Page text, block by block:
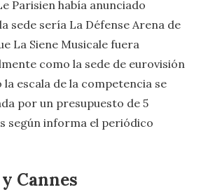
Parisien había anunciado
sede sería La Défense Arena de
La Siene Musicale fuera
como la sede de eurovisión
la escala de la competencia se
por un presupuesto de 5
según informa el periódico
Cannes